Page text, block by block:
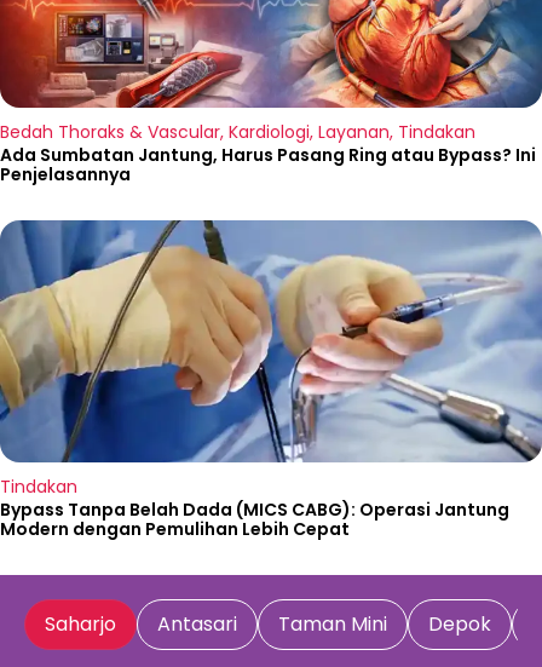
Bedah Thoraks & Vascular, Kardiologi, Layanan, Tindakan
Ada Sumbatan Jantung, Harus Pasang Ring atau Bypass? Ini
Penjelasannya
Tindakan
Bypass Tanpa Belah Dada (MICS CABG): Operasi Jantung
Modern dengan Pemulihan Lebih Cepat
Saharjo Antasari Taman Mini Depok